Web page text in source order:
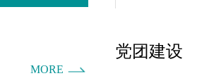
MORE
党团建设